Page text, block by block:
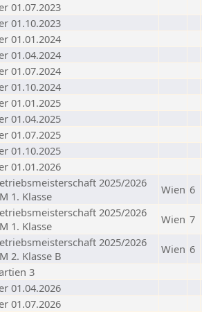
01.07.2023
01.10.2023
01.01.2024
01.04.2024
01.07.2024
01.10.2024
01.01.2025
01.04.2025
01.07.2025
01.10.2025
01.01.2026
2025/2026
1. Klasse
Wien 6
2025/2026
1. Klasse
Wien 7
2025/2026
2. Klasse B
Wien 6
3
01.04.2026
01.07.2026